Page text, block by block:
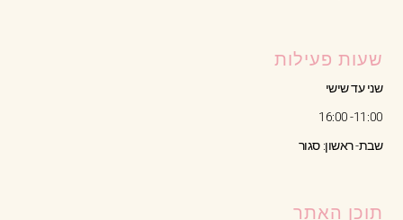
שעות פעילות
שני עד שישי
11:00- 16:00
שבת- ראשון: סגור
תוכן האתר